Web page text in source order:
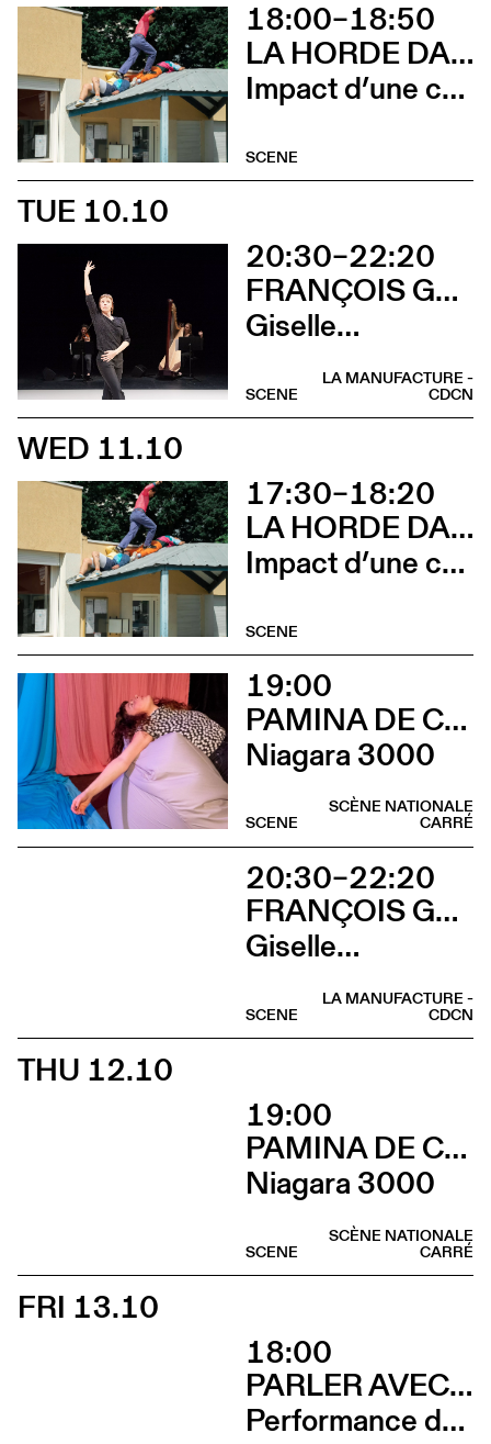
18:00–18:50
LA HORDE DANS LES PAVÉS
Impact d’une course x Stadium
SCENE
TUE 10.10
20:30–22:20
FRANÇOIS GREMAUD / 2B COMPANY
Giselle…
LA MANUFACTURE -
CDCN
SCENE
WED 11.10
17:30–18:20
LA HORDE DANS LES PAVÉS
Impact d’une course x Stadium
SCENE
19:00
PAMINA DE COULON
Niagara 3000
SCÈNE NATIONALE
CARRÉ
SCENE
20:30–22:20
FRANÇOIS GREMAUD / 2B COMPANY
Giselle…
LA MANUFACTURE -
CDCN
SCENE
THU 12.10
19:00
PAMINA DE COULON
Niagara 3000
SCÈNE NATIONALE
CARRÉ
SCENE
FRI 13.10
18:00
PARLER AVEC ELLES
Performance de Davide-Christelle Sanvee